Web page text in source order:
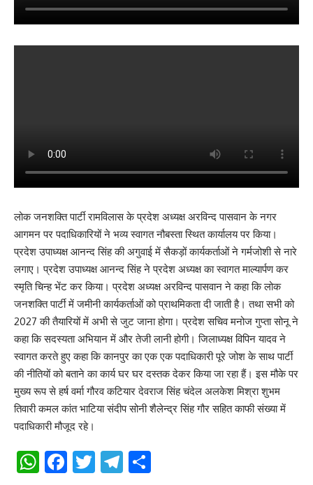
लोक जनशक्ति पार्टी रामविलास के प्रदेश अध्यक्ष अरविन्द पासवान के नगर
आगमन पर पदाधिकारियों ने भव्य स्वागत नौबस्ता स्थित कार्यालय पर किया।
प्रदेश उपाध्यक्ष आनन्द सिंह की अगुवाई में सैकड़ों कार्यकर्ताओं ने गर्मजोशी से नारे
लगाए। प्रदेश उपाध्यक्ष आनन्द सिंह ने प्रदेश अध्यक्ष का स्वागत माल्यार्पण कर
स्मृति चिन्ह भेंट कर किया। प्रदेश अध्यक्ष अरविन्द पासवान ने कहा कि लोक
जनशक्ति पार्टी में जमीनी कार्यकर्ताओं को प्राथमिकता दी जाती है। तथा सभी को
2027 की तैयारियों में अभी से जुट जाना होगा। प्रदेश सचिव मनोज गुप्ता सोनू ने
कहा कि सदस्यता अभियान में और तेजी लानी होगी। जिलाध्यक्ष विपिन यादव ने
स्वागत करते हुए कहा कि कानपुर का एक एक पदाधिकारी पूरे जोश के साथ पार्टी
की नीतियों को बताने का कार्य घर घर दस्तक देकर किया जा रहा हैं। इस मौके पर
मुख्य रूप से हर्ष वर्मा गौरव कटियार देवराज सिंह चंदेल अलकेश मिश्रा शुभम
तिवारी कमल कांत भाटिया संदीप सोनी शैलेन्द्र सिंह गौर सहित काफी संख्या में
पदाधिकारी मौजूद रहे।
WhatsApp
Facebook
TwitterTelegram